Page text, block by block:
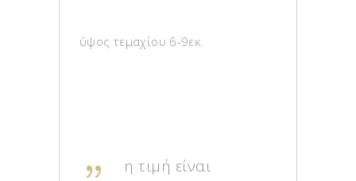
ύψος τεμαχίου 6-9εκ.
η τιμή είναι